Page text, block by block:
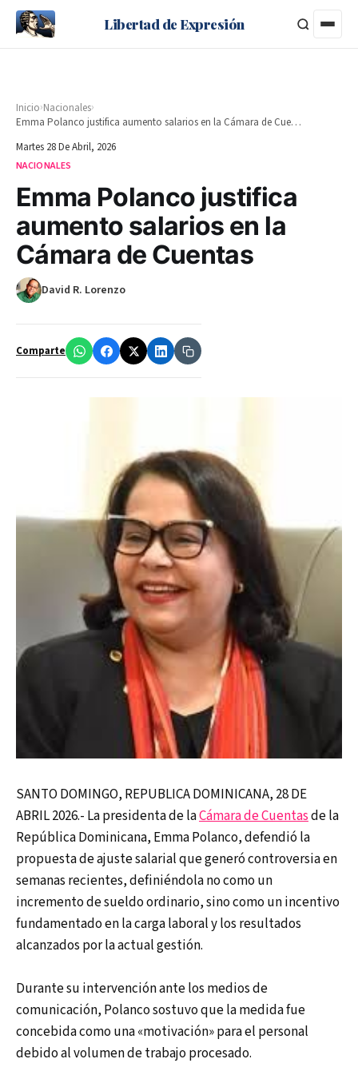
Libertad de Expresión
Inicio›Nacionales›
Emma Polanco justifica aumento salarios en la Cámara de Cuentas
Martes 28 De Abril, 2026
NACIONALES
Emma Polanco justifica
aumento salarios en la
Cámara de Cuentas
David R. Lorenzo
Comparte
SANTO DOMINGO, REPUBLICA DOMINICANA, 28 DE
ABRIL 2026.- La presidenta de laCámara de Cuentasde la
República Dominicana, Emma Polanco, defendió la
propuesta de ajuste salarial que generó controversia en
semanas recientes, definiéndola no como un
incremento de sueldo ordinario, sino como un incentivo
fundamentado en la carga laboral y los resultados
alcanzados por la actual gestión.
Durante su intervención ante los medios de
comunicación, Polanco sostuvo que la medida fue
concebida como una «motivación» para el personal
debido al volumen de trabajo procesado.